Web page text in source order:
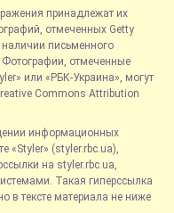
принадлежат их
отмеченных Getty
наличии письменного
Фотографии, отмеченные
или «РБК-Украина», могут
Commons Attribution
информационных
«Styler» (styler.rbc.ua),
на styler.rbc.ua,
Такая гиперссылка
в тексте материала не ниже